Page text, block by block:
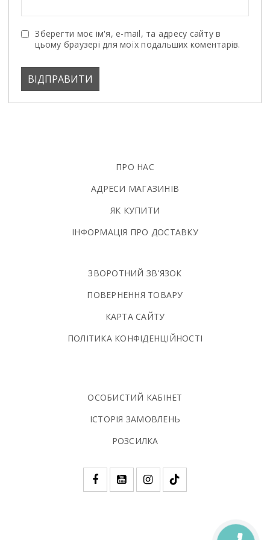
Зберегти моє ім'я, e-mail, та адресу сайту в
цьому браузері для моїх подальших коментарів.
ПРО НАС
АДРЕСИ МАГАЗИНІВ
ЯК КУПИТИ
ІНФОРМАЦІЯ ПРО ДОСТАВКУ
ЗВОРОТНИЙ ЗВ'ЯЗОК
ПОВЕРНЕННЯ ТОВАРУ
КАРТА САЙТУ
ПОЛIТИКА КОНФIДЕНЦIЙНОСТI
ОСОБИСТИЙ КАБІНЕТ
ІСТОРІЯ ЗАМОВЛЕНЬ
РОЗСИЛКА